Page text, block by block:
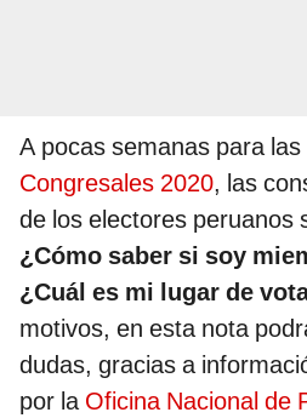
A pocas semanas para las
Congresales 2020, las
de los electores peruanos
¿Cómo saber si soy
¿Cuál es mi lugar de
motivos, en esta nota
dudas, gracias a
por la Oficina Nacional de